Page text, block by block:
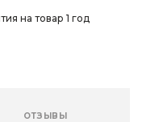
на товар 1 год
ОТЗЫВЫ